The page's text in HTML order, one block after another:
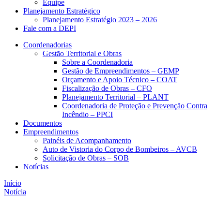
Equipe
Planejamento Estratégico
Planejamento Estratégio 2023 – 2026
Fale com a DEPI
Coordenadorias
Gestão Territorial e Obras
Sobre a Coordenadoria
Gestão de Empreendimentos – GEMP
Orçamento e Apoio Técnico – COAT
Fiscalização de Obras – CFO
Planejamento Territorial – PLANT
Coordenadoria de Proteção e Prevenção Contra
Incêndio – PPCI
Documentos
Empreendimentos
Painéis de Acompanhamento
Auto de Vistoria do Corpo de Bombeiros – AVCB
Solicitação de Obras – SOB
Notícias
Início
Notícia